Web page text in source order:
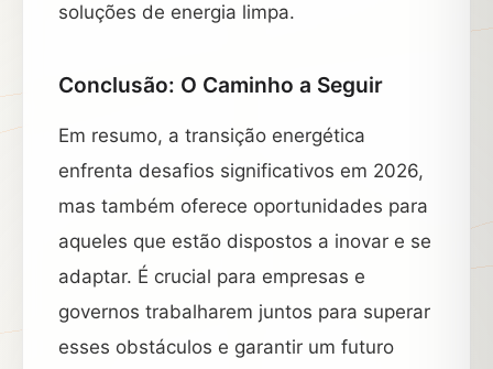
soluções de energia limpa.
Conclusão: O Caminho a Seguir
Em resumo, a transição energética
enfrenta desafios significativos em 2026,
mas também oferece oportunidades para
aqueles que estão dispostos a inovar e se
adaptar. É crucial para empresas e
governos trabalharem juntos para superar
esses obstáculos e garantir um futuro